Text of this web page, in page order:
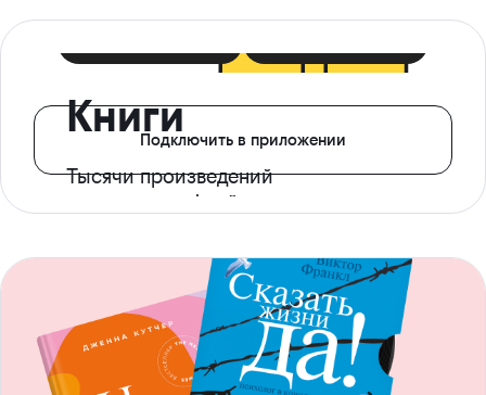
Книги
Тысячи произведений
с доступом офлайн
Подключить в приложении